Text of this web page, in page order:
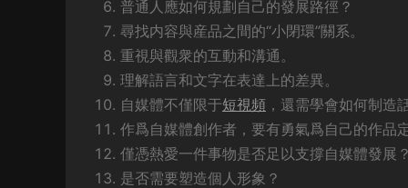
普通人應如何規劃自己的發展路徑？
尋找内容與産品之間的“小閉環”關系。
重視與觀衆的互動和溝通。
理解語言和文字在表達上的差異。
自媒體不僅限于短視頻 ，還需學會如何制造
作爲自媒體創作者，要有勇氣爲自己的作品定
僅憑熱愛一件事物是否足以支撐自媒體發展？
是否需要塑造個人形象？